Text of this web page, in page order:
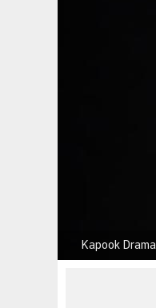
Kapook Drama